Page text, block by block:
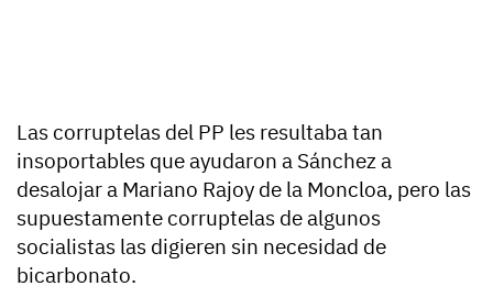
Las corruptelas del PP les resultaba tan
insoportables que ayudaron a Sánchez a
desalojar a Mariano Rajoy de la Moncloa, pero las
supuestamente corruptelas de algunos
socialistas las digieren sin necesidad de
bicarbonato.